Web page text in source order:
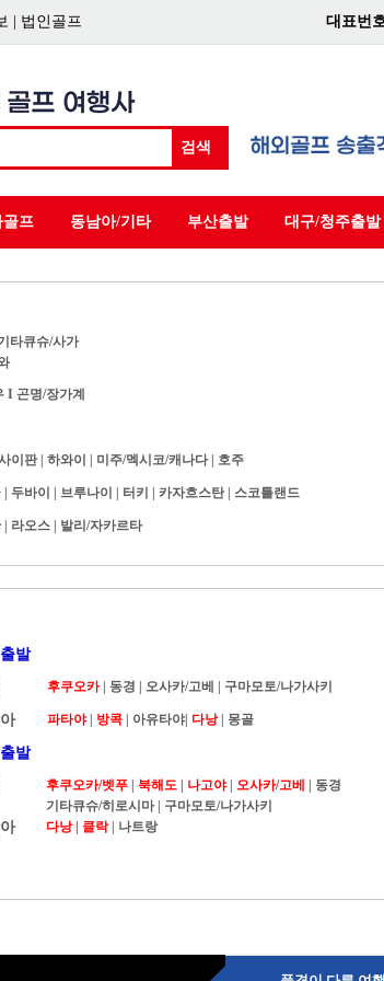
법인골프 대표번
검색
골프 동남아/기타 부산출발 대구/청주출발
타큐슈/사가
I 곤명/장가계
이판| 하와이 미주/멕시코/캐나다| 호주
두바이 브루나이 터키 카자흐스탄| 스코틀랜드
| 라오스 발리/자카르타
발
후쿠오카| 동경 오사카/고베 구마모토/나가사키
파타야| 방콕 아유타야| 다낭| 몽골
발
후쿠오카/벳푸 북해도 | 나고야| 오사카/고베
동경
기타큐슈/히로시마| 구마모토/나가사키
다낭 | 클락| 나트랑